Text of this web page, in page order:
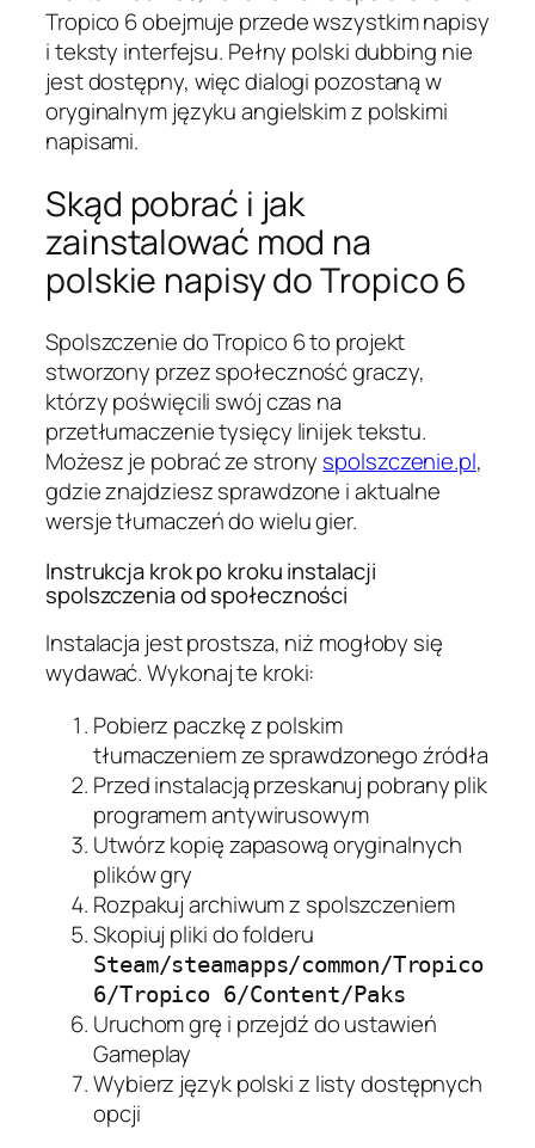
Tropico 6 obejmuje przede wszystkim napisy
i teksty interfejsu. Pełny polski dubbing nie
jest dostępny, więc dialogi pozostaną w
oryginalnym języku angielskim z polskimi
napisami.
Skąd pobrać i jak
zainstalować mod na
polskie napisy do Tropico 6
Spolszczenie do Tropico 6 to projekt
stworzony przez społeczność graczy,
którzy poświęcili swój czas na
przetłumaczenie tysięcy linijek tekstu.
Możesz je pobrać ze strony spolszczenie.pl,
gdzie znajdziesz sprawdzone i aktualne
wersje tłumaczeń do wielu gier.
Instrukcja krok po kroku instalacji
spolszczenia od społeczności
Instalacja jest prostsza, niż mogłoby się
wydawać. Wykonaj te kroki:
Pobierz paczkę z polskim
tłumaczeniem ze sprawdzonego źródła
Przed instalacją przeskanuj pobrany plik
programem antywirusowym
Utwórz kopię zapasową oryginalnych
plików gry
Rozpakuj archiwum z spolszczeniem
Skopiuj pliki do folderu
Steam/steamapps/common/Tropico
6/Tropico 6/Content/Paks
Uruchom grę i przejdź do ustawień
Gameplay
Wybierz język polski z listy dostępnych
opcji